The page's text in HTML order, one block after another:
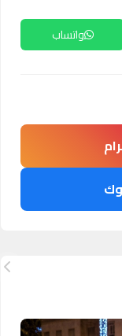
واتساب